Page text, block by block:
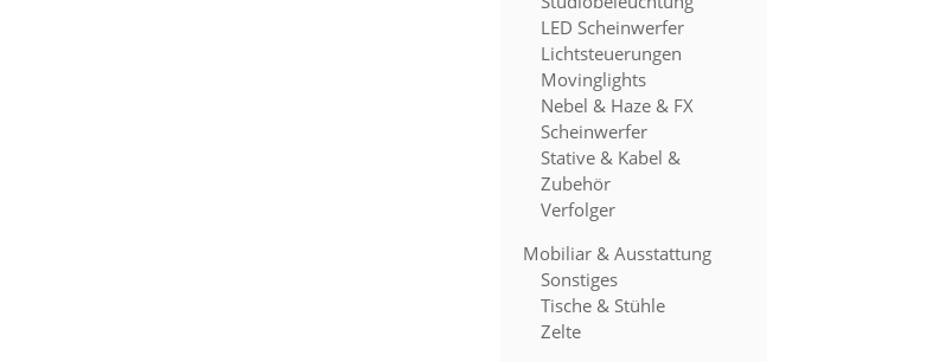
LED Scheinwerfer
Lichtsteuerungen
Movinglights
Nebel & Haze & FX
Scheinwerfer
Stative & Kabel &
Zubehör
Verfolger
Mobiliar & Ausstattung
Sonstiges
Tische & Stühle
Zelte